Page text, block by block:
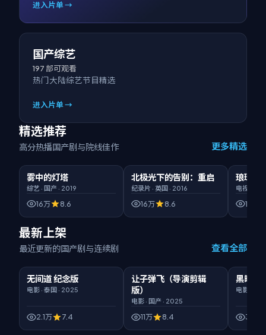
进入片单 →
国产综艺
197 部可观看
热门大陆综艺节目精选
进入片单 →
精选推荐
高分热播国产剧与院线佳作 更多精选
精选
雾中的灯塔
综艺 · 国产 · 2019
16万 8.6
精选
北极光下的告别：重启
纪录片 · 英国 · 2016
16万 8.6
精选
琅琊榜
电视剧
16万
最新上架
最近更新的国产剧与连续剧 查看全部
无间道 纪念版
电影 · 泰国 · 2025
2.1万 7.4
新片
让子弹飞（导演剪辑
版）
电影 · 国产 · 2025
11万 8.4
黑暗荣
电影
3.6万